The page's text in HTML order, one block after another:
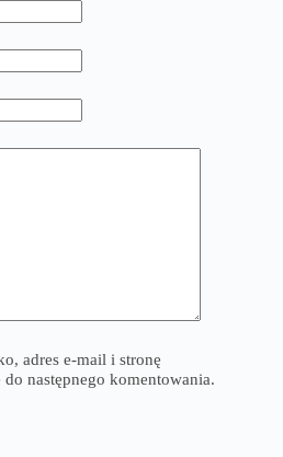
adres e-mail i stronę
następnego komentowania.